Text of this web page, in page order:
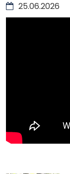
25.06.2026